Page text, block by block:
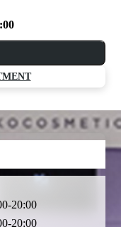
20:00
20:00